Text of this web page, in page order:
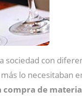
con
lo necesitaban
compra de